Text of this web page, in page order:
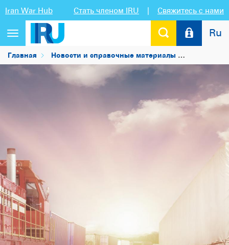
Iran War Hub Стать членом IRU | Свяжитесь с нами
Переключить
навигацию
Ru
Главная Новости и справочные материалы